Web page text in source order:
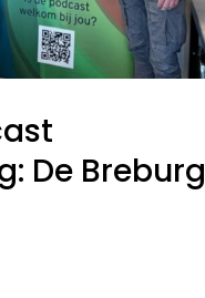
De Breburg